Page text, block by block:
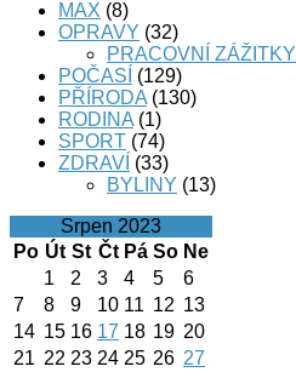
MAX (8)
OPRAVY (32)
PRACOVNÍ ZÁŽITKY
POČASÍ (129)
PŘÍRODA (130)
RODINA (1)
SPORT (74)
ZDRAVÍ (33)
BYLINY (13)
Srpen 2023
Po Út St Čt Pá So Ne
1
2 3 4 5
6
7
8 9 10 11 12 13
14 15 16 17 18 19 20
21 22 23 24 25 26 27